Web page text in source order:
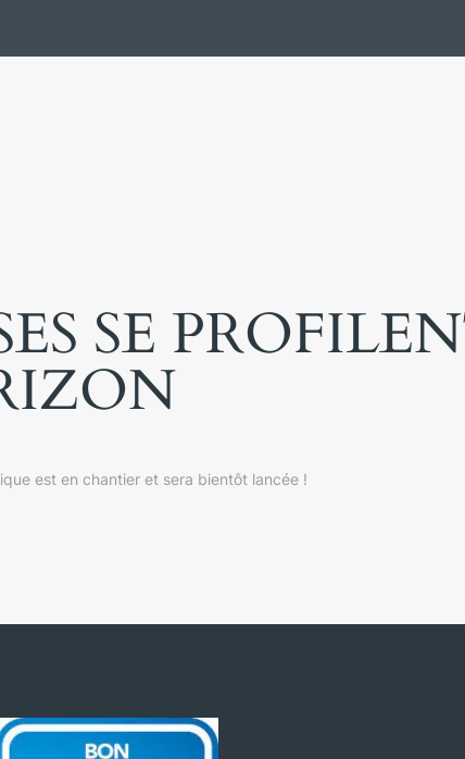
SE
est en chantier et sera bientôt lancée !